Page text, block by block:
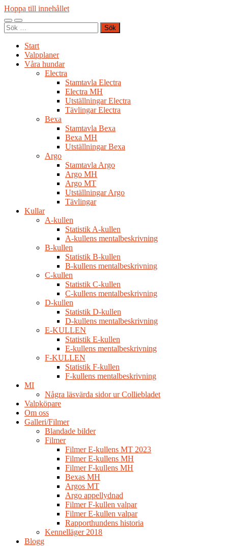
Hoppa till innehållet
Slå
på/av
Slå
på/av
Sök
efter:
Start
Valpplaner
Våra hundar
Electra
Stamtavla Electra
Electra MH
Utställningar Electra
Tävlingar Electra
Bexa
Stamtavla Bexa
Bexa MH
Utställningar Bexa
Argo
Stamtavla Argo
Argo MH
Argo MT
Utställningar Argo
Tävlingar
Kullar
A-kullen
Statistik A-kullen
A-kullens mentalbeskrivning
B-kullen
Statistik B-kullen
B-kullens mentalbeskrivning
C-kullen
Statistik C-kullen
C-kullens mentalbeskrivning
D-kullen
Statistik D-kullen
D-kullens mentalbeskrivning
E-KULLEN
Statistik E-kullen
E-kullens mentalbeskrivning
F-KULLEN
Statistik F-kullen
F-kullens mentalbeskrivning
MI
Några läsvärda sidor ur Colliebladet
Valpköpare
Om oss
Galleri/Filmer
Blandade bilder
Filmer
Filmer E-kullens MT 2023
Filmer E-kullens MH
Filmer F-kullens MH
Bexas MH
Argos MT
Argo appellydnad
Filmer F-kullen valpar
Filmer E-kullen valpar
Rapporthundens historia
Kennelläger 2018
Blogg